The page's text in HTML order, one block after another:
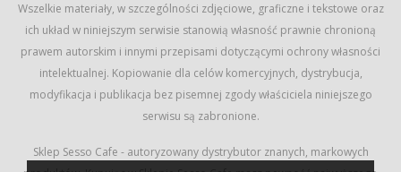
Wszelkie materiały, w szczególności zdjęciowe, graficzne i tekstowe oraz
ich układ w niniejszym serwisie stanowią własność prawnie chronioną
prawem autorskim i innymi przepisami dotyczącymi ochrony własności
intelektualnej. Kopiowanie dla celów komercyjnych, dystrybucja,
modyfikacja i publikacja bez pisemnej zgody właściciela niniejszego
serwisu są zabronione.
Sklep Sesso Cafe - autoryzowany dystrybutor znanych, markowych